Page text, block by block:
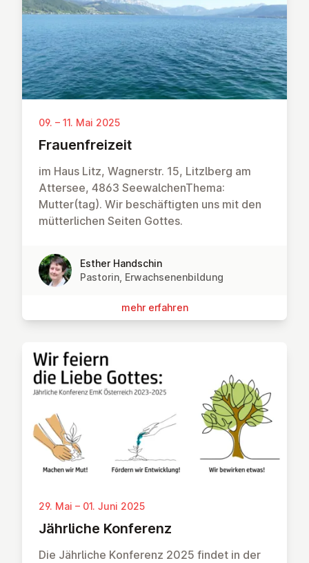
09. – 11. Mai 2025
Frau­en­frei­zeit
im Haus Litz, Wagnerstr. 15, Litzlberg am
Attersee, 4863 SeewalchenThema:
Mutter(tag). Wir beschäftigten uns mit den
mütterlichen Seiten Gottes.
Esther Handschin
Pastorin, Erwachsenenbildung
mehr erfahren
29. Mai – 01. Juni 2025
Jährliche Konferenz
Die Jährliche Konferenz 2025 findet in der